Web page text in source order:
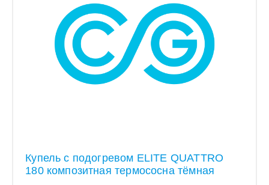
Купель с подогревом ELITE QUATTRO
180 композитная термососна тёмная